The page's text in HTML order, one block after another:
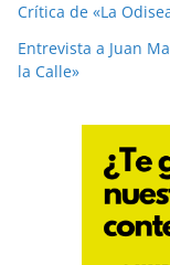
Crítica de «La
Entrevista a Juan
la Calle»